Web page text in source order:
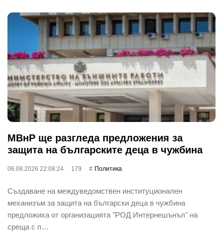
МВнР ще разгледа предложения за
защита на българските деца в чужбина
06.08.2026 22:08:24 179 Политика
Създаване на междуведомствен институционален
механизъм за защита на български деца в чужбина
предложиха от организацията "РОД Интернешънъл" на
среща с п…